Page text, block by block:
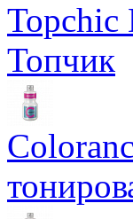
Topchic
Топчик